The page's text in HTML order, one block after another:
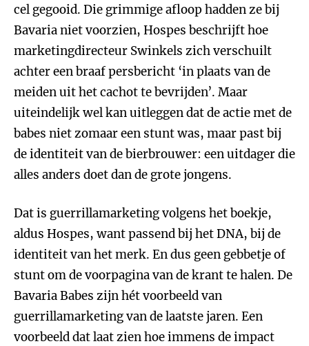
cel gegooid. Die grimmige afloop hadden ze bij
Bavaria niet voorzien, Hospes beschrijft hoe
marketingdirecteur Swinkels zich verschuilt
achter een braaf persbericht ‘in plaats van de
meiden uit het cachot te bevrijden’. Maar
uiteindelijk wel kan uitleggen dat de actie met de
babes niet zomaar een stunt was, maar past bij
de identiteit van de bierbrouwer: een uitdager die
alles anders doet dan de grote jongens.
Dat is guerrillamarketing volgens het boekje,
aldus Hospes, want passend bij het DNA, bij de
identiteit van het merk. En dus geen gebbetje of
stunt om de voorpagina van de krant te halen. De
Bavaria Babes zijn hét voorbeeld van
guerrillamarketing van de laatste jaren. Een
voorbeeld dat laat zien hoe immens de impact